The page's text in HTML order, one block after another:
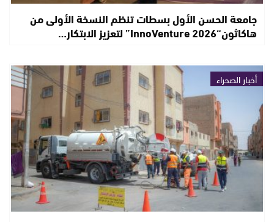
جامعة الحسن الأول بسطات تنظم النسخة الأولى من
هاكاثون“InnoVenture 2026” لتعزيز الابتكار…
أخبار الصحراء